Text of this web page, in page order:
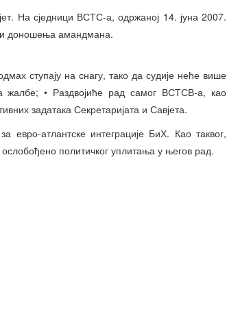
На сједници ВСТС-а, одржаној 14. јуна 2007.
доношења амандмана.
ступају на снагу, тако да судије неће више
жалбе; • Раздвојиће рад самог ВСТСВ-а, као
задатака Секретаријата и Савјета.
атлантске интеграције БиХ. Као таквог,
политичког уплитања у његов рад.